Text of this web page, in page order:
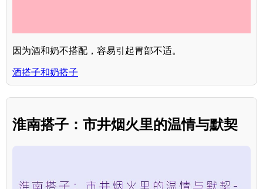
因为酒和奶不搭配，容易引起胃部不适。
酒搭子和奶搭子
淮南搭子：市井烟火里的温情与默契